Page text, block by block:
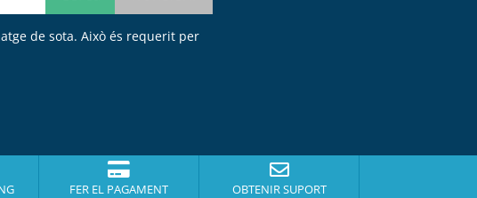
de sota. Això és requerit per
FER EL PAGAMENT OBTENIR SUPORT